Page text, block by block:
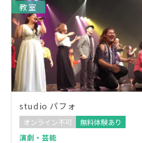
教室
studio パフォ
オンライン不可
無料体験あり
演劇・芸能